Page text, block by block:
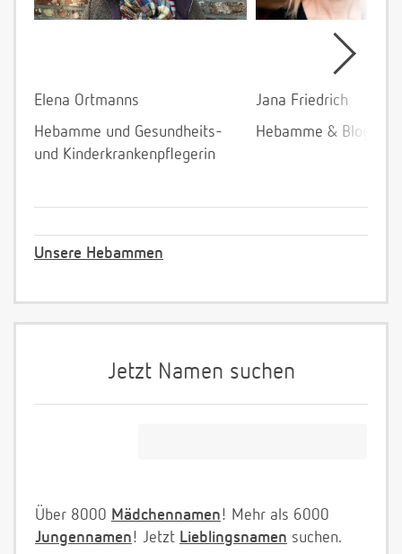
Elena Ortmanns
Hebamme und Gesundheits-
und Kinderkrankenpflegerin
Jana Friedrich
Hebamme &
Unsere Hebammen
Jetzt Namen suchen
Über 8000 Mädchennamen! Mehr als 6000
Jungennamen! Jetzt Lieblingsnamen suchen.